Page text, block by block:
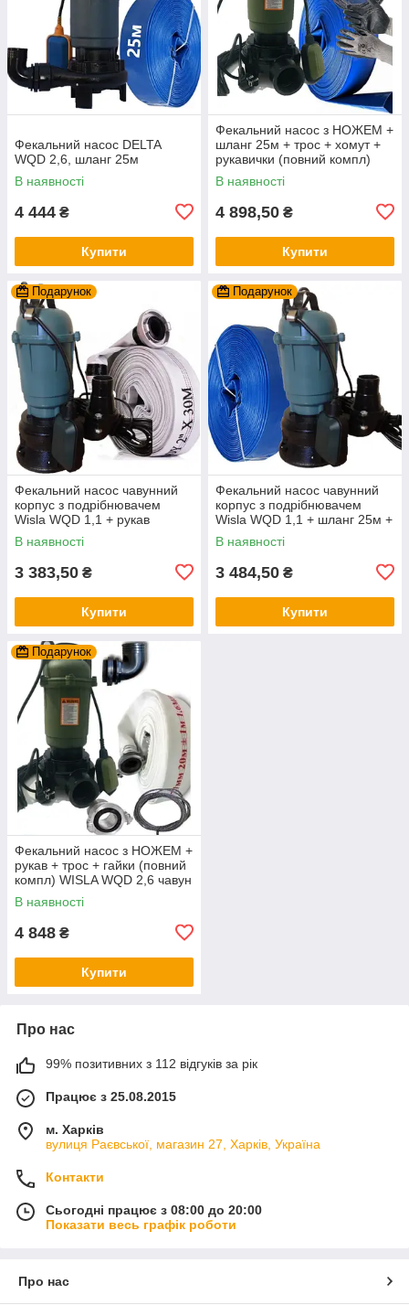
Фекальний насос DELTA
WQD 2,6, шланг 25м
В наявності
4 444 ₴
Купити
Фекальний насос з НОЖЕМ +
шланг 25м + трос + хомут +
рукавички (повний компл)
WISLA WQD 2.6 чавун
В наявності
4 898,50 ₴
Купити
Подарунок
Фекальний насос чавунний
корпус з подрібнювачем
Wisla WQD 1,1 + рукав
пожежний + трос силікон+
хомут
В наявності
3 383,50 ₴
Купити
Подарунок
Фекальний насос чавунний
корпус з подрібнювачем
Wisla WQD 1,1 + шланг 25м +
трос силікон+ хомут
В наявності
3 484,50 ₴
Купити
Подарунок
Фекальний насос з НОЖЕМ +
рукав + трос + гайки (повний
компл) WISLA WQD 2,6 чавун
+ перч
В наявності
4 848 ₴
Купити
Про нас
99% позитивних з 112 відгуків за рік
Працює з 25.08.2015
м. Харків
вулиця Раєвської, магазин 27, Харків, Україна
Контакти
Сьогодні працює з 08:00 до 20:00
Показати весь графік роботи
Про нас